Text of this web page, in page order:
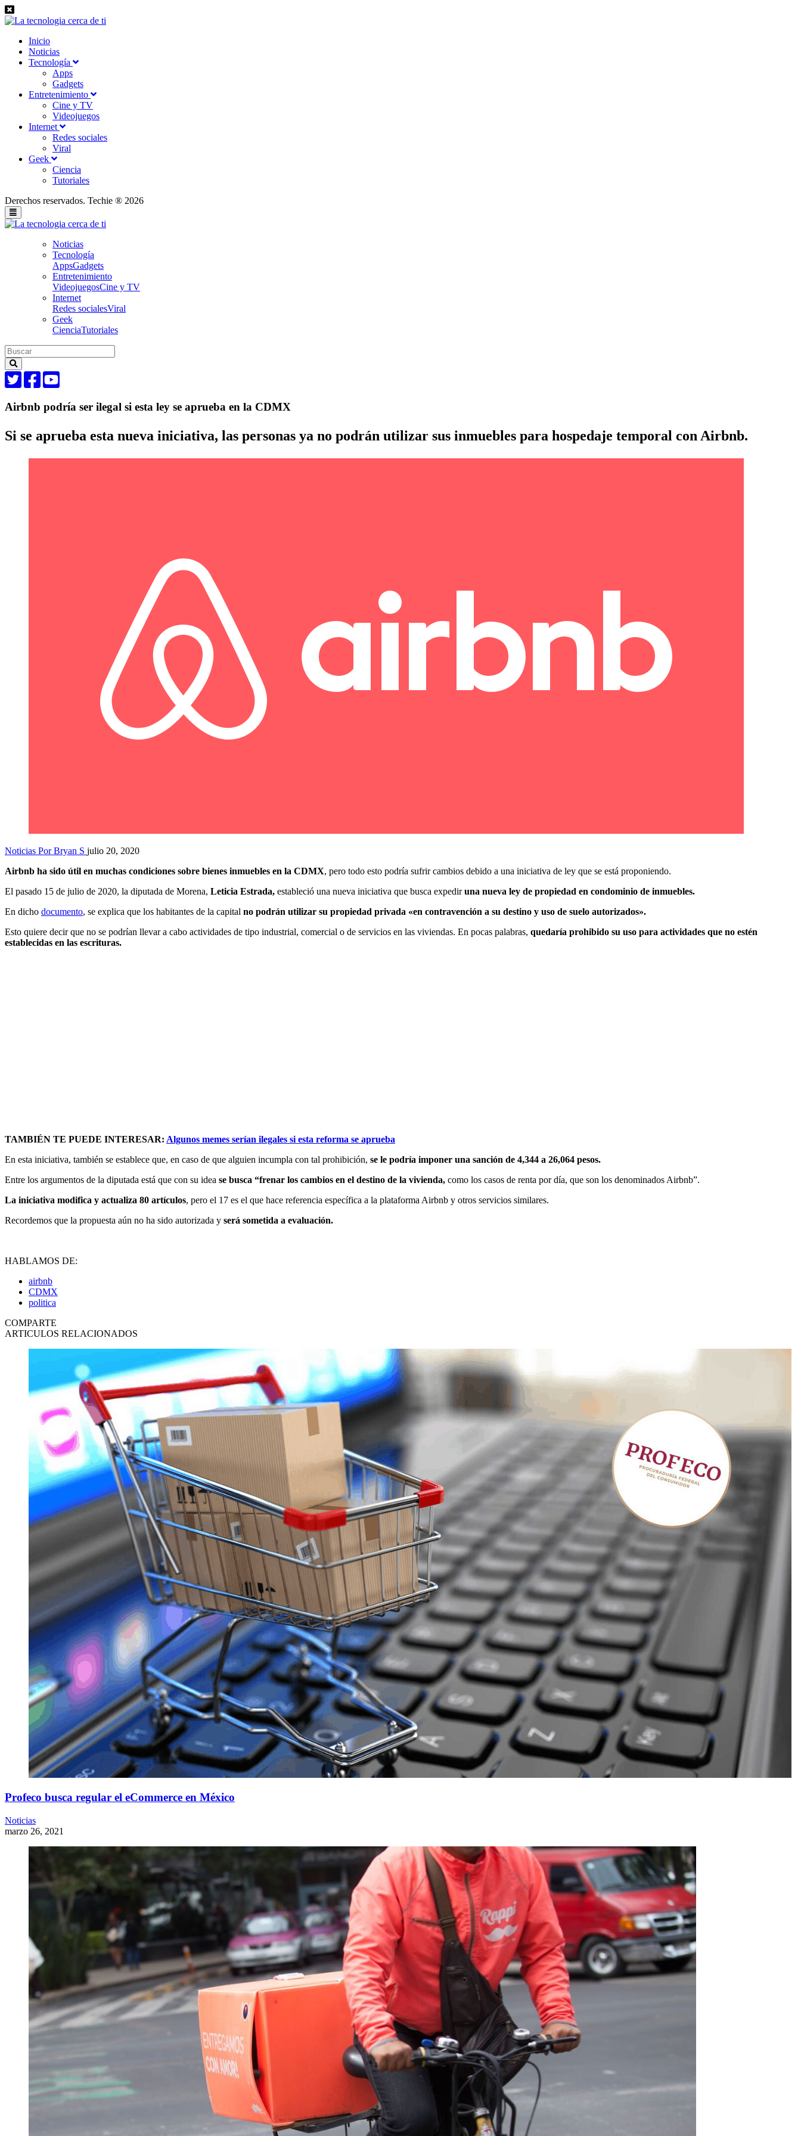
Inicio
Noticias
Tecnología
Apps
Gadgets
Entretenimiento
Cine y TV
Videojuegos
Internet
Redes sociales
Viral
Geek
Ciencia
Tutoriales
Derechos reservados. Techie ® 2026
Noticias
Tecnología
AppsGadgets
Entretenimiento
VideojuegosCine y TV
Internet
Redes socialesViral
Geek
CienciaTutoriales
Airbnb podría ser ilegal si esta ley se aprueba en la CDMX
Si se aprueba esta nueva iniciativa, las personas ya no podrán utilizar sus inmuebles para hospedaje temporal con Airbnb.
Noticias Por Bryan S julio 20, 2020
Airbnb ha sido útil en muchas condiciones sobre bienes inmuebles en la CDMX, pero todo esto podría sufrir cambios debido a una iniciativa de ley que se está proponiendo.
El pasado 15 de julio de 2020, la diputada de Morena, Leticia Estrada, estableció una nueva iniciativa que busca expediruna nueva ley de propiedad en condominio de inmuebles.
En dicho documento, se explica que los habitantes de la capital no podrán utilizar su propiedad privada «en contravención a su destino y uso de suelo autorizados».
Esto quiere decir que no se podrían llevar a cabo actividades de tipo industrial, comercial o de servicios en las viviendas. En pocas palabras, quedaría prohibido su uso para actividades que no estén
establecidas en las escrituras.
TAMBIÉN TE PUEDE INTERESAR: Algunos memes serían ilegales si esta reforma se aprueba
En esta iniciativa, también se establece que, en caso de que alguien incumpla con tal prohibición, se le podría imponer una sanción de 4,344 a 26,064 pesos.
Entre los argumentos de la diputada está que con su idea se busca “frenar los cambios en el destino de la vivienda, como los casos de renta por día, que son los denominados Airbnb”.
La iniciativa modifica y actualiza 80 artículos, pero el 17 es el que hace referencia específica a la plataforma Airbnb y otros servicios similares.
Recordemos que la propuesta aún no ha sido autorizada y será sometida a evaluación.
HABLAMOS DE:
airbnb
CDMX
politica
COMPARTE
ARTICULOS RELACIONADOS
Profeco busca regular el eCommerce en México
Noticias
marzo 26, 2021